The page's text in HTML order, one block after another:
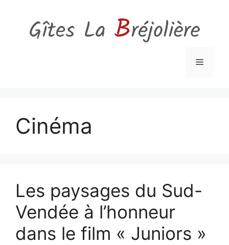
contenu
Menu
Cinéma
Les paysages du Sud-
Vendée à l’honneur
dans le film « Juniors »